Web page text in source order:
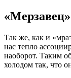
«Мерзавец»
Так же, как и
нас тепло
наоборот. Таким
холодом так, что